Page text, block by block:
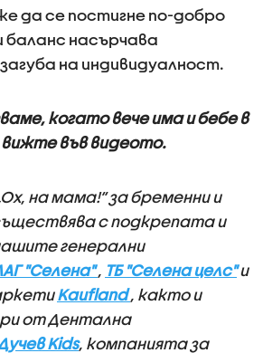
да се постигне по-добро
баланс насърчава
на индивидуалност.
когато вече има и бебе в
във видеото.
на мама!“ за бременни и
с подкрепата и
генерални
"Селена", ТБ "Селена целс"и
Kaufland, както и
от Дентална
Kids, компанията за